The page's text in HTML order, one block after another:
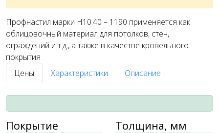
Профнастил марки Н10.40 – 1190 применяется как
облицовочный материал для потолков, стен,
ограждений и т.д., а также в качестве кровельного
покрытия
Цены
Характеристики Описание
Покрытие Толщина, мм